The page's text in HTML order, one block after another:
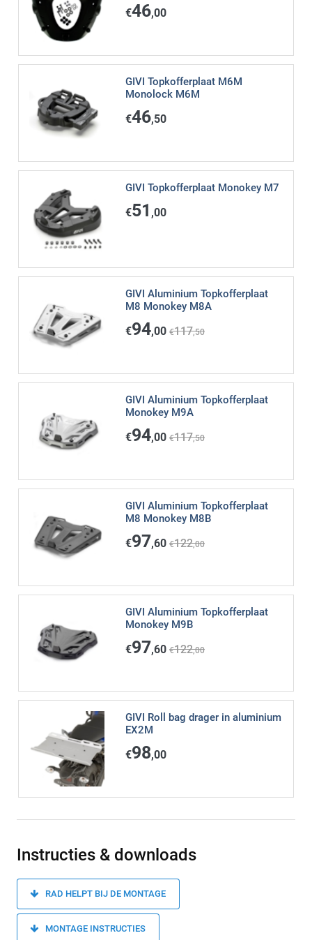
€46,00
GIVI Topkofferplaat M6M
Monolock M6M
€46,50
GIVI Topkofferplaat Monokey M7
€51 ,00
GIVI Aluminium Topkofferplaat
M8 Monokey M8A
€94,00 €117,50
GIVI Aluminium Topkofferplaat
Monokey M9A
€94,00 €117,50
GIVI Aluminium Topkofferplaat
M8 Monokey M8B
€97,60 €122,00
GIVI Aluminium Topkofferplaat
Monokey M9B
€97,60 €122,00
GIVI Roll bag drager in aluminium
EX2M
€98,00
Instructies & downloads
RAD HELPT BIJ DE MONTAGE
MONTAGE INSTRUCTIES